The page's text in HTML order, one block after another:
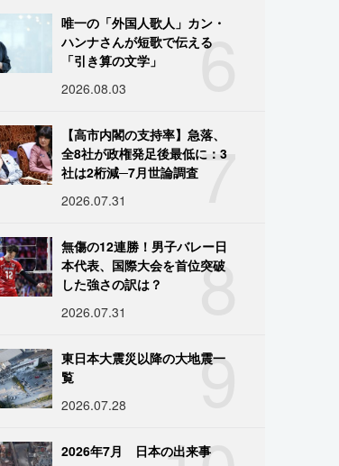
6
唯一の「外国人歌人」カン・
ハンナさんが短歌で伝える
「引き算の文学」
2026.08.03
7
【高市内閣の支持率】急落、
全8社が政権発足後最低に：3
社は2桁減─7月世論調査
2026.07.31
8
無傷の12連勝！男子バレー日
本代表、国際大会を首位突破
した強さの訳は？
2026.07.31
9
東日本大震災以降の大地震一
覧
2026.07.28
2026年7月 日本の出来事